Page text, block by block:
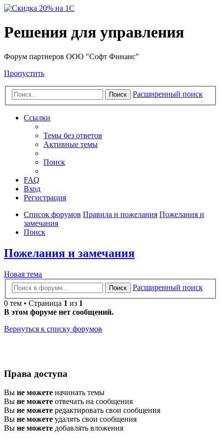
Решения для управления
Форум партнеров ООО "Софт Финанс"
Пропустить
Поиск Расширенный поиск
Ссылки
Темы без ответов
Активные темы
Поиск
FAQ
Вход
Регистрация
Список форумов Правила и пожелания Пожелания и
замечания
Поиск
Пожелания и замечания
Новая тема
Поиск
Расширенный поиск
0 тем • Страница 1 из 1
В этом форуме нет сообщений.
Вернуться к списку форумов
Права доступа
Вы не можете начинать темы
Вы не можете отвечать на сообщения
Вы не можете редактировать свои сообщения
Вы не можете удалять свои сообщения
Вы не можете добавлять вложения